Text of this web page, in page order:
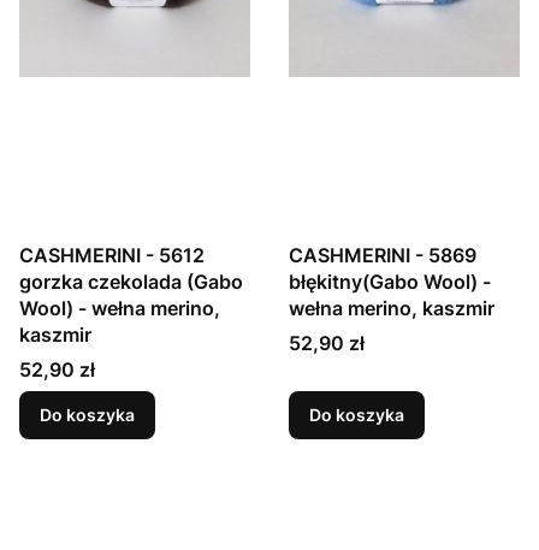
CASHMERINI - 5612
gorzka czekolada (Gabo
Wool) - wełna merino,
kaszmir
Cena
52,90 zł
Do koszyka
CASHMERINI - 5869
błękitny(Gabo Wool) -
wełna merino, kaszmir
Cena
52,90 zł
Do koszyka